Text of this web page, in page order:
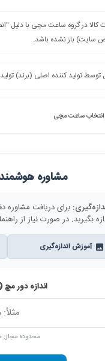
کالا در گروه ساعت مچی با دلیل
سایت) باز نشده باشد.
تولید کننده اصلی (برند)
انتخاب ساعت مچی
مشاوره
برای دریافت مشاوره
بگیرید. در صورت نیاز از
آموزش اندازه‌گیری
اندازه دور مچ
محدوده مجاز: ۱۰۰ تا ۳۰۰